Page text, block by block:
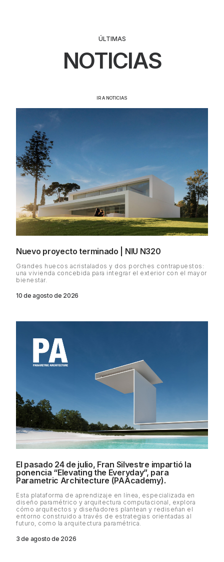
ÚLTIMAS
NOTICIAS
IR A NOTICIAS
Nuevo proyecto terminado | NIU N320
Grandes huecos acristalados y dos porches contrapuestos:
una vivienda concebida para integrar el exterior con el mayor
bienestar.
10 de agosto de 2026
El pasado 24 de julio, Fran Silvestre impartió la
ponencia “Elevating the Everyday”, para
Parametric Architecture (PAAcademy).
Esta plataforma de aprendizaje en línea, especializada en
diseño paramétrico y arquitectura computacional, explora
cómo arquitectos y diseñadores plantean y rediseñan el
entorno construido a través de estrategias orientadas al
futuro, como la arquitectura paramétrica.
3 de agosto de 2026